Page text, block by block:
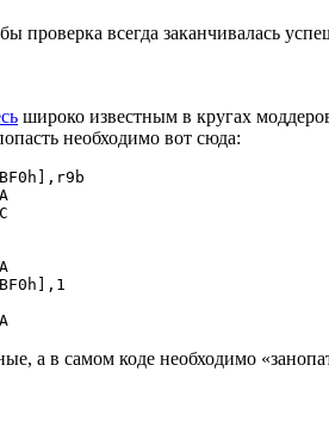
проверка всегда заканчивалась
широко известным в кругах
необходимо вот сюда:
а в самом коде необходимо